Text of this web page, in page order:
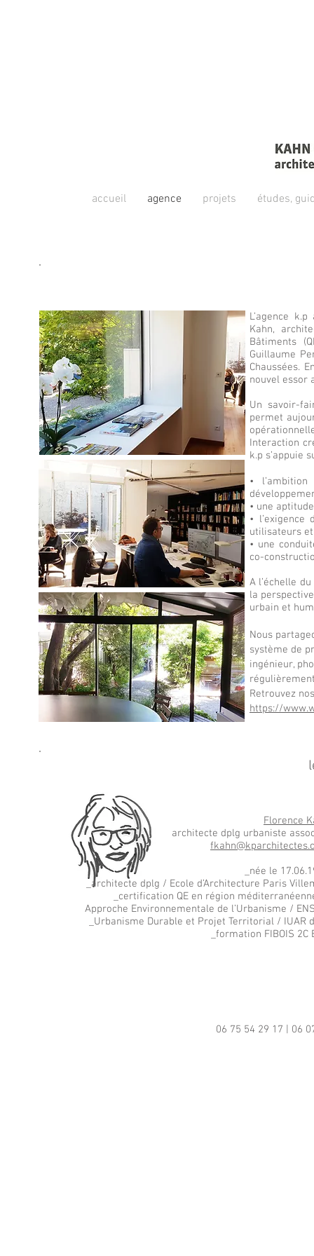
accueil agence projets études,
L’agence
Kahn,
Bâtiments
Guillaume
Chaussées.
nouvel essor
Un savoir-
permet
Interaction
k.p s’appuie
•
• une
•
utilisateurs
• une
co-
A l’échelle
la
urbain et
Nous
système de
ingénieur,
Retrouvez
https://
Florence
architecte dplg urbaniste
_née le
_architecte dplg / Ecole d’Architecture Paris
_certification QE en région
Approche Environnementale de l’Urbanisme /
_Urbanisme Durable et Projet Territorial / IUAR
_formation FIBOIS 2C
06 75 54 29 17 | 06